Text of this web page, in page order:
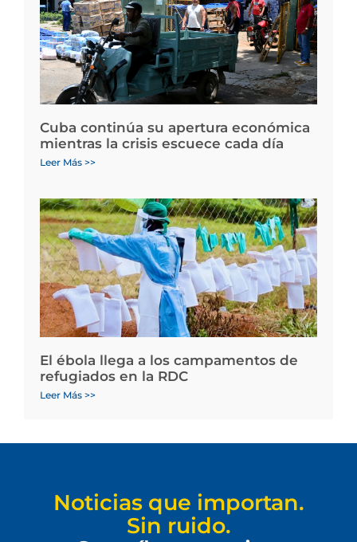
Cuba continúa su apertura económica
mientras la crisis escuece cada día
Leer Más >>
El ébola llega a los campamentos de
refugiados en la RDC
Leer Más >>
Noticias que importan.
Sin ruido.